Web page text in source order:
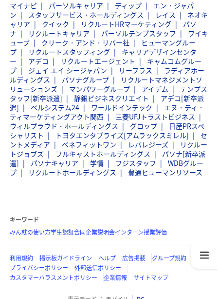
マイナビ パーソルキャリア ディップ
エン・ジャパ
ン
スタッフサービス・ホールディングス レイス
ネオキ
ャリア
クイック リクルートHRマーケティング
パソ
ナ
リクルートキャリア パーソルテンプスタッフ
ワイキ
ューブ
クリーク・アンド・リバー社
ヒューマングルー
プ
リクルートスタッフィング
キャリアデザインセンタ
ー
アデコ リクルートエージェント
キャムコムグルー
プ
ジェイ エイ シージャパン リーフラス
ラディアホー
ルディングス
パソナグループ
リクルートマネジメントソ
リューションズ
マンパワーグループ アイデム
テンプス
タッフ[新卒派遣]
静銀ビジネスクリエイト
アデコ[新卒派
遣]
ベルシステム24 ワールドインテック
エヌ・ティ・
ティマーケティングアクト関西
三菱UFJトラストビジネス
ウィルプラウド・ホールディングス
グロップ
日産PRスペ
シャリスト
トヨタエンタプライズ[アムラックスミレル]
セ
ントメディア
ベネフィットワン レバレジーズ
リクルー
トジョブズ
フルキャストホールディングス
パソナ[新卒派
遣]
パソナキャリア 学情 フジスタッフ
WDBグルー
プ
リクルートホールディングス 豊通ヒューマンリソース
キーワード
みん就の使い方学生認証合同企業説明会インターン授業評価
利用規約 掲示板ガイドライン ヘルプ 広告掲載
グループ規約
プライバシーポリシー
外部送信ポリシー
カスタマーハラスメントポリシー
企業情報 サイトマップ